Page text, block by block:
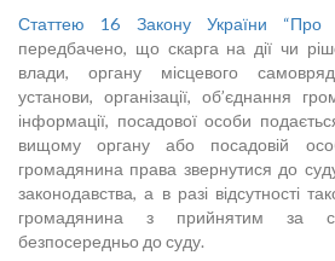
Статтею 16 Закону України “Про
передбачено, що скарга на дії чи
влади, органу місцевого
установи, організації, об’єднання
інформації, посадової особи
вищому органу або посадовій
громадянина права звернутися до
законодавства, а в разі відсутності
громадянина з прийнятим за
безпосередньо до суду.